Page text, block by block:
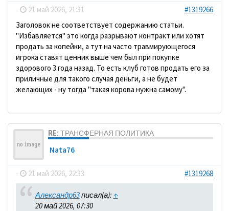
- 21 май 2026, 21:31
#1319266
Заголовок не соответствует содержанию статьи.
"Избавляется" это когда разрывают контракт или хотят
продать за копейки, а тут на часто травмирующегося
игрока ставят ценник выше чем был при покупке
здорового 3 года назад. То есть клуб готов продать его за
приличные для такого случая деньги, а не будет
желающих - ну тогда "такая корова нужна самому".
RE: ТРАНСФЕРНАЯ ПОЛИТИКА
Nata76
- 21 май 2026, 22:33 #1319268
Александр63писал(а): ↑
20 май 2026, 07:30